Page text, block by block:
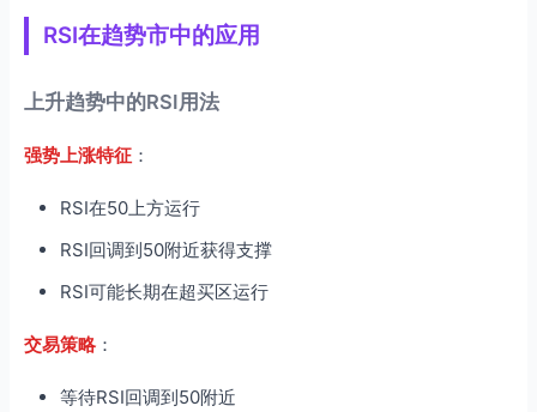
RSI在趋势市中的应用
上升趋势中的RSI用法
强势上涨特征 ：
RSI在50上方运行
RSI回调到50附近获得支撑
RSI可能长期在超买区运行
交易策略 ：
等待RSI回调到50附近